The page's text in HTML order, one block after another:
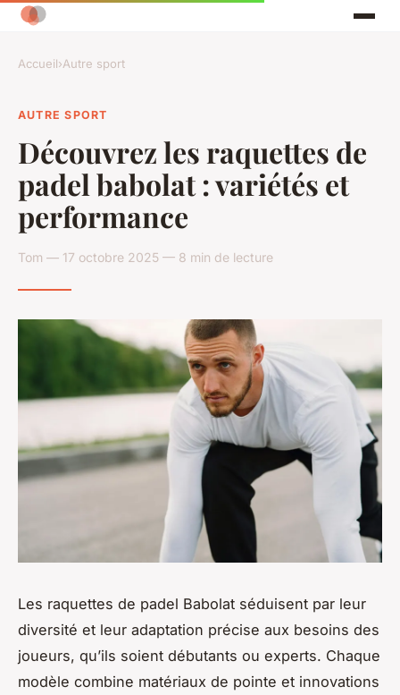
Accueil›Autre sport
AUTRE SPORT
Découvrez les raquettes de
padel babolat : variétés et
performance
Tom — 17 octobre 2025 — 8 min de lecture
Les raquettes de padel Babolat séduisent par leur
diversité et leur adaptation précise aux besoins des
joueurs, qu’ils soient débutants ou experts. Chaque
modèle combine matériaux de pointe et innovations